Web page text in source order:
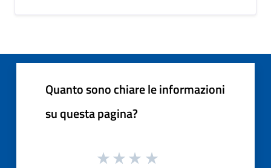
Quanto sono chiare le informazioni
su questa pagina?